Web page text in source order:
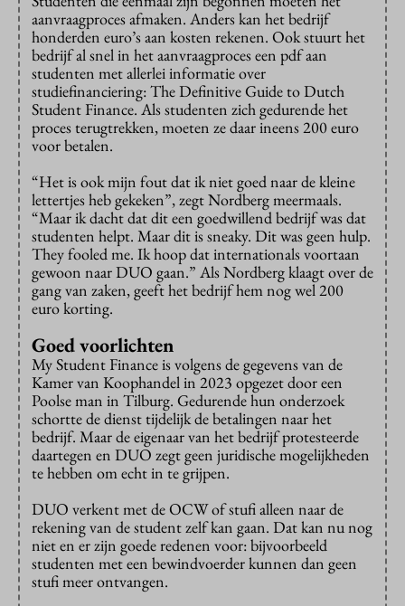
aanvraagproces afmaken. Anders kan het bedrijf
honderden euro’s aan kosten rekenen. Ook stuurt het
bedrijf al snel in het aanvraagproces een pdf aan
studenten met allerlei informatie over
studiefinanciering: The Definitive Guide to Dutch
Student Finance. Als studenten zich gedurende het
proces terugtrekken, moeten ze daar ineens 200 euro
voor betalen.
“Het is ook mijn fout dat ik niet goed naar de kleine
lettertjes heb gekeken”, zegt Nordberg meermaals.
“Maar ik dacht dat dit een goedwillend bedrijf was dat
studenten helpt. Maar dit is sneaky. Dit was geen hulp.
They fooled me. Ik hoop dat internationals voortaan
gewoon naar DUO gaan.” Als Nordberg klaagt over de
gang van zaken, geeft het bedrijf hem nog wel 200
euro korting.
Goed voorlichten
My Student Finance is volgens de gegevens van de
Kamer van Koophandel in 2023 opgezet door een
Poolse man in Tilburg. Gedurende hun onderzoek
schortte de dienst tijdelijk de betalingen naar het
bedrijf. Maar de eigenaar van het bedrijf protesteerde
daartegen en DUO zegt geen juridische mogelijkheden
te hebben om echt in te grijpen.
DUO verkent met de OCW of stufi alleen naar de
rekening van de student zelf kan gaan. Dat kan nu nog
niet en er zijn goede redenen voor: bijvoorbeeld
studenten met een bewindvoerder kunnen dan geen
stufi meer ontvangen.